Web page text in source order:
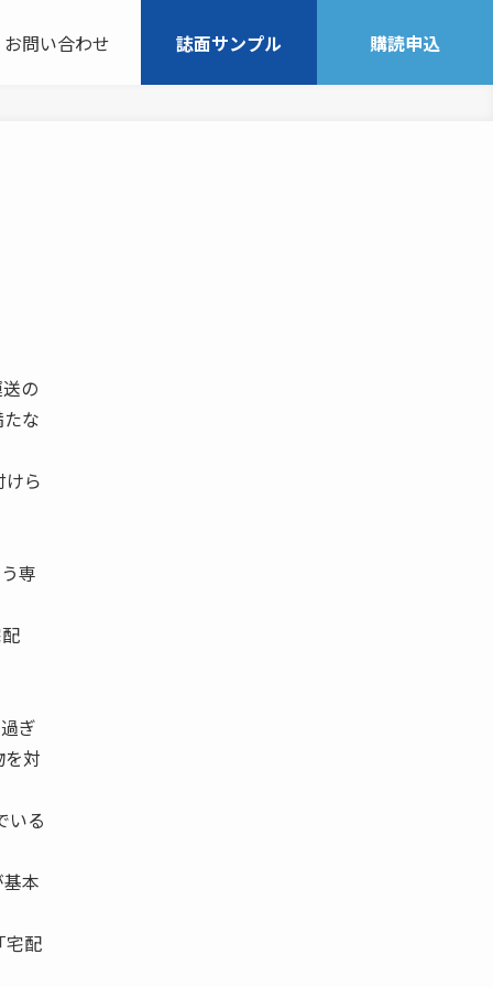
お問い合わせ 誌面サンプル 購読申込
の
な
ら
専
ぎ
対
いる
本
宅配